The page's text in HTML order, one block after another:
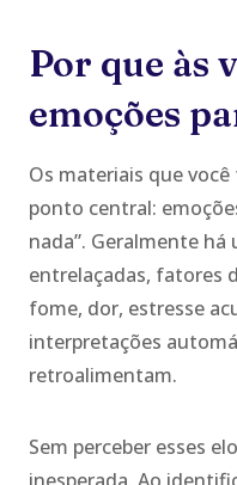
Por que às
emoções
Os materiais que
ponto central:
nada”. Geralmente
entrelaçadas, fatores
fome, dor, estresse
interpretações
retroalimentam.
Sem perceber esses